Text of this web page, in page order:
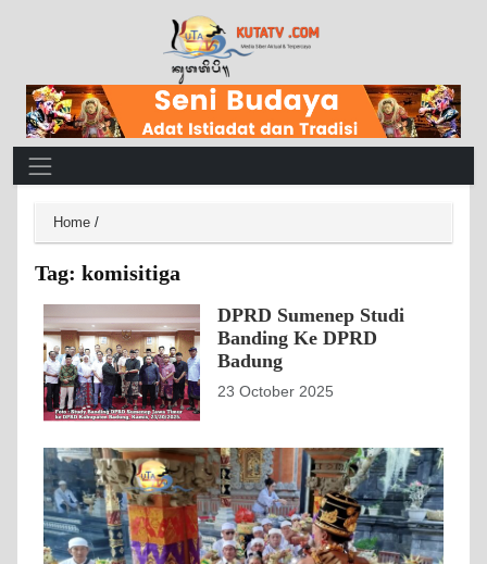
Main Navigation
Home /
Tag: komisitiga
DPRD Sumenep Studi
Banding Ke DPRD
Badung
23 October 2025